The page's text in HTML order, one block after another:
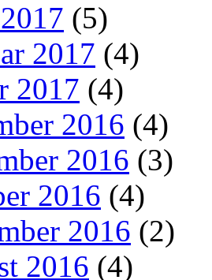
(5)
2017 (4)
2017 (4)
2016 (4)
2016 (3)
2016 (4)
2016 (2)
2016 (4)